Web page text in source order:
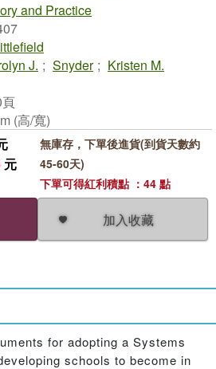
and Practice
J. ; Snyder ; Kristen M.
(高/寬)
元
加入收藏
無庫存，下單後進貨(到貨天數約
45-60天)
下單可得紅利積點 ：44 點
for adopting a Systems
schools to become in